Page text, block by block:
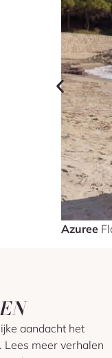
Azuree
aandacht het
Lees meer verhalen